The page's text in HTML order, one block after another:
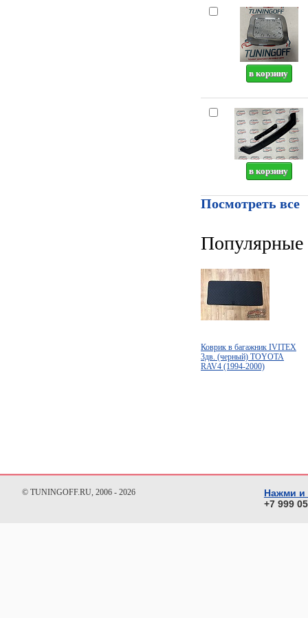
Посмотреть все
Популярные
Коврик в багажник IVITEX
3дв. (черный) TOYOTA
RAV4 (1994-2000)
© TUNINGOFF.RU, 2006 - 2026
Нажми и
+7 999